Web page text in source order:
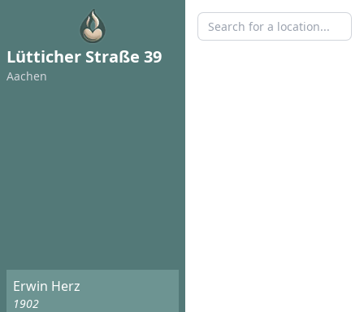
Lütticher Straße 39
Aachen
Erwin Herz
1902